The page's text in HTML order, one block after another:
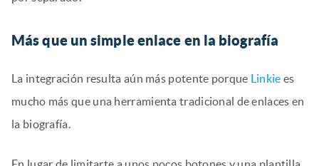
Más que un simple enlace en la biografía
La integración resulta aún más potente porque Linkie es
mucho más que una herramienta tradicional de enlaces en
la biografía.